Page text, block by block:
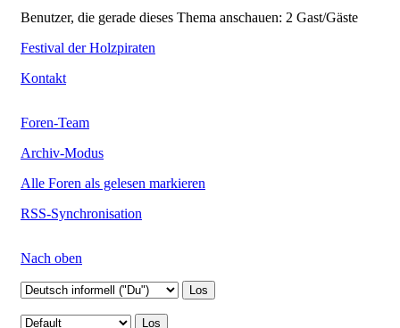
Benutzer, die gerade dieses Thema anschauen: 2 Gast/Gäste
Festival der Holzpiraten
Kontakt
Foren-Team
Archiv-Modus
Alle Foren als gelesen markieren
RSS-Synchronisation
Nach oben